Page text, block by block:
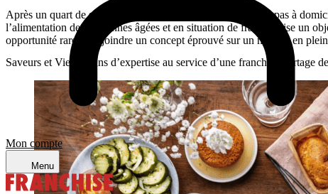
Mon compte
Menu
Après un quart de siècle d’expérience dans la livraison de repas à
l’alimentation des personnes âgées et en situation de fragilité vise un
opportunité rare de rejoindre un concept éprouvé sur un marché en
Saveurs et Vie : 25 ans d’expertise au service d’une franchise portage